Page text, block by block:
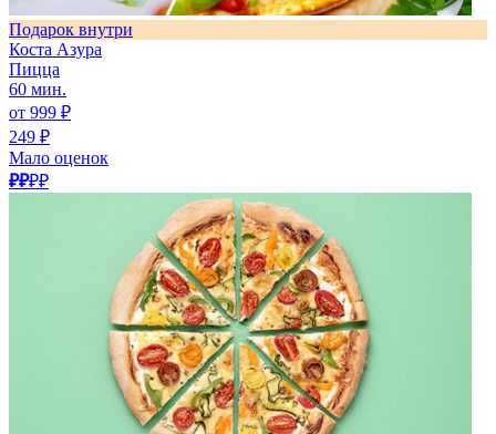
Подарок внутри
Коста Азура
Пицца
60 мин.
от 999 ₽
249 ₽
Мало оценок
₽₽₽₽